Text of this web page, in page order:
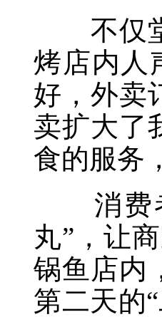
不仅堂
烤店内人
好，外卖
卖扩大了
食的服务
消费者
丸”，让
锅鱼店内
第二天的